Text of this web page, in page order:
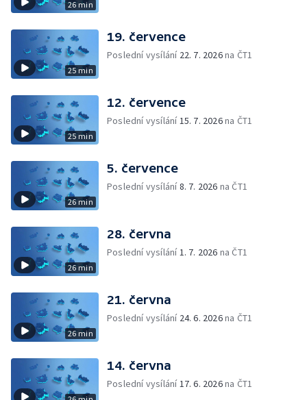
26 min
25 min
19. července
Poslední vysílání 22. 7. 2026na ČT1
25 min
12. července
Poslední vysílání15. 7. 2026na ČT1
26 min
5. července
Poslední vysílání8. 7. 2026 na ČT1
26 min
28. června
Poslední vysílání1. 7. 2026 na ČT1
26 min
21. června
Poslední vysílání 24. 6. 2026na ČT1
14. června
Poslední vysílání17. 6. 2026na ČT1